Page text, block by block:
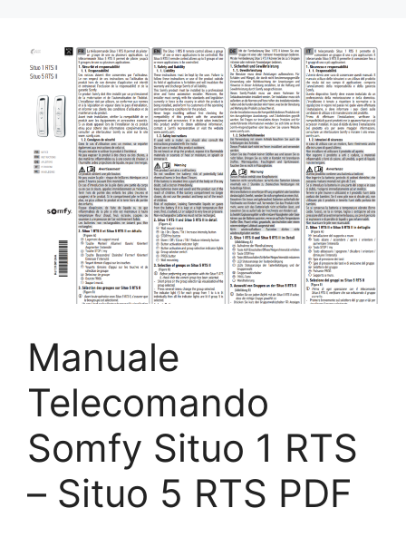
Manuale
Telecomando
Somfy Situo 1 RTS
– Situo 5 RTS PDF